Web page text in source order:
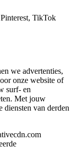
TikTok
we advertenties,
onze website of
surf- en
Met jouw
diensten van derden